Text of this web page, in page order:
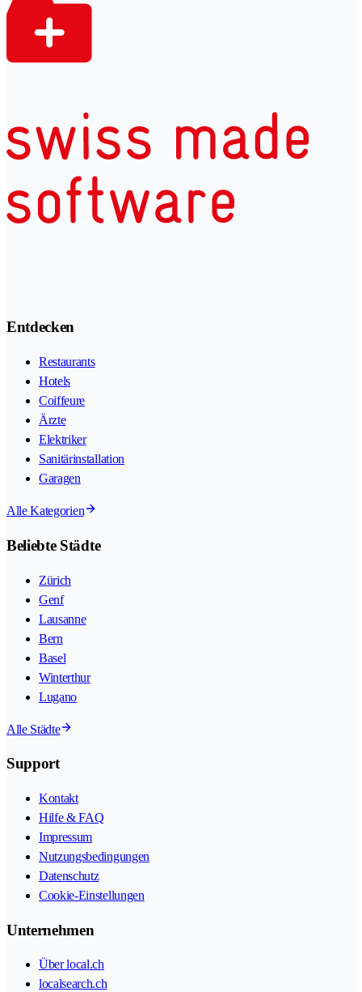
Entdecken
Restaurants
Hotels
Coiffeure
Ärzte
Elektriker
Sanitärinstallation
Garagen
Alle Kategorien
Beliebte Städte
Zürich
Genf
Lausanne
Bern
Basel
Winterthur
Lugano
Alle Städte
Support
Kontakt
Hilfe & FAQ
Impressum
Nutzungsbedingungen
Datenschutz
Cookie-Einstellungen
Unternehmen
Über local.ch
localsearch.ch